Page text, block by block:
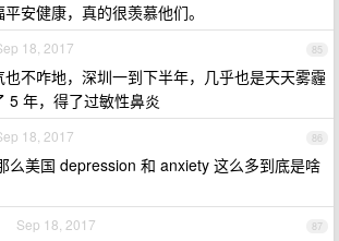
安健康，真的很羡慕他们。
85
18, 2017
不咋地，深圳一到下半年，几乎也是天天雾霾
5 年，得了过敏性鼻炎
86
18, 2017
么美国 depression 和 anxiety 这么多到底是啥
87
Sep 18, 2017